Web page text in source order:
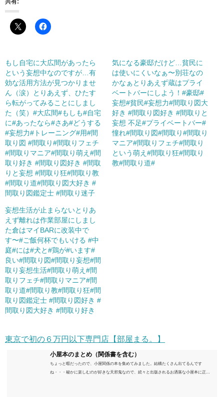
共有:
もし自宅に大広間があったら
という妄想中なのですが…有
効な活用方法が見つかりませ
ん（涙）とりあえず、ひたす
ら転がってみることにしまし
た（笑）#大広間#もしも#自宅
に#あったなら#さあ#どうする
#妄想力#トレーニング#用#間
取り図 #間取り#間取りフェチ
#間取りマニア#間取り萌え#間
取り好き #間取り図好き #間取
りと妄想 #間取り狂#間取り教
#間取り道#間取り図大好き #
間取り図鑑定士 #間取り迷子
気になる豪邸だけど…貧民に
は使いにくいなぁ〜別荘なの
かなぁとりあえず蔵はプライ
ベートバーにしよう！#豪邸#
妄想#貧民#妄想力#間取り図大
好き #間取り図好き #間取りと
妄想 不足#プライベートバー#
憧れ#間取り図#間取り#間取り
マニア#間取りフェチ#間取り
という萌え#間取り狂#間取り
教#間取り道#
妄想生活が止まらないとりあ
えず離れは作業部屋にしまし
た倉はマイBARに改装中で
す〜#ご飯何杯でもいける #中
庭#には#犬と#鶏が#います#
良い#間取り図#間取り妄想#間
取り妄想生活#間取り萌え#間
取りフェチ#間取りマニア#間
取り道#間取り教#間取り狂#間
取り図鑑定士 #間取り図好き #
間取り図大好き #間取り好き
東京で初の６万円以下専門店【部屋まる。】
小屋本のまとめ（関係書を含む）
ちょっと暇だったので、小屋関係の本を集めてみました。結構たくさん出てるんです
ね・・・秘かに楽しむのが好きな天邪鬼なので、続々と出版されるお洒落な小屋本に正直